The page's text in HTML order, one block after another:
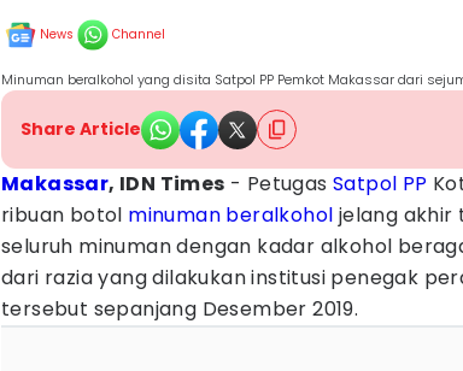
News Channel
Minuman beralkohol yang disita Satpol PP Pemkot Makassar dari
Share Article
Makassar, IDN Times - PetugasSatpol PP
ribuan botol minuman beralkohol jelang akhir
seluruh minuman dengan kadar alkohol
dari razia yang dilakukan institusi penegak
tersebut sepanjang Desember 2019.